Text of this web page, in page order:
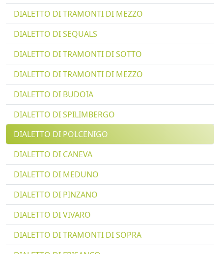
DIALETTO DI TRAMONTI DI MEZZO
DIALETTO DI SEQUALS
DIALETTO DI TRAMONTI DI SOTTO
DIALETTO DI TRAMONTI DI MEZZO
DIALETTO DI BUDOIA
DIALETTO DI SPILIMBERGO
DIALETTO DI POLCENIGO
DIALETTO DI CANEVA
DIALETTO DI MEDUNO
DIALETTO DI PINZANO
DIALETTO DI VIVARO
DIALETTO DI TRAMONTI DI SOPRA